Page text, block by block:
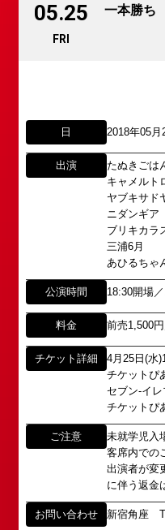
05.25
FRI
一本勝ち
日 2018年05月
出演
たぬきごは
キャメルト
ヤブキサド
ニダンギア
ブリキカラ
三浦6月
あひるちゃ
公演時間 18:30開場
料金 前売1,500
チケット詳細
4月25日(水
チケットぴ
セブン-イレ
チケットぴ
ご注意
未就学児入
客席内での
出演者が変
に伴う返金
お問い合わせ 新宿角座
心斎
「角座」の名称は、
代に遡ります。
「角座」はかつて、
と共に、
「五つ櫓」若しくは
1960年～70年代には
ました。
その後、「角座」の
(大阪市中央区)や
弊社直営の劇場「B1
がれていましたが、
2008年の角座ビル(
消滅致しました。
この由緒ある名称を
所属オーディション
以下のアドレスから
東京支社 タレント開発
イベント出演依頼の
以下のページからお
イベント出演依頼メ
https://
タレントへのファン